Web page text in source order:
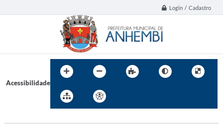
Login / Cadastro
Acessibilidade